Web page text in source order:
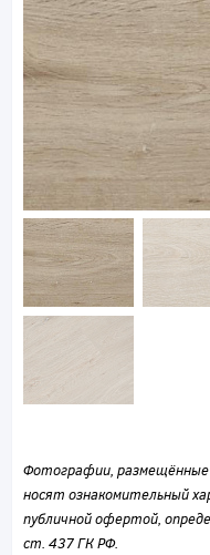
Фотографии, размещённые
носят ознакомительный
публичной офертой,
ст. 437 ГК РФ.